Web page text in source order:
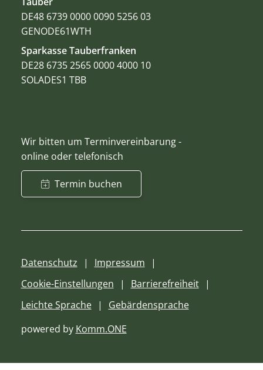
DE48 6739 0000 0090 5256 03
GENODE61WTH
Sparkasse Tauberfranken
DE28 6735 2565 0000 4000 10
SOLADES1 TBB
Wir bitten um Terminvereinbarung -
online oder telefonisch
Termin buchen
Datenschutz
Impressum
Cookie-Einstellungen
Barrierefreiheit
Leichte Sprache
Gebärdensprache
powered by Komm.ONE